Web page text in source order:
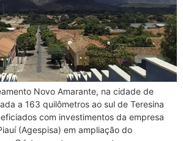
Novo Amarante, na cidade de
a 163 quilômetros ao sul de Teresina
com investimentos da empresa
(Agespisa) em ampliação do